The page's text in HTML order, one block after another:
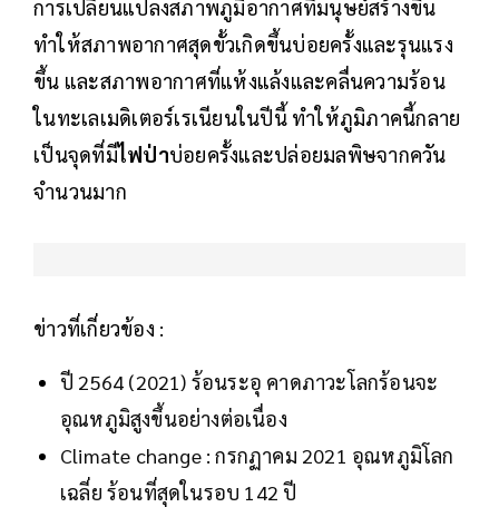
การเปลี่ยนแปลงสภาพภูมิอากาศที่มนุษย์สร้างขึ้น
ทำให้สภาพอากาศสุดขั้วเกิดขึ้นบ่อยครั้งและรุนแรง
ขึ้น และสภาพอากาศที่แห้งแล้งและคลื่นความร้อน
ในทะเลเมดิเตอร์เรเนียนในปีนี้ ทำให้ภูมิภาคนี้กลาย
เป็นจุดที่มีไฟป่าบ่อยครั้งและปล่อยมลพิษจากควัน
จำนวนมาก
ข่าวที่เกี่ยวข้อง :
ปี 2564 (2021) ร้อนระอุ คาดภาวะโลกร้อนจะ
อุณหภูมิสูงขึ้นอย่างต่อเนื่อง
Climate change : กรกฏาคม 2021 อุณหภูมิโลก
เฉลี่ย ร้อนที่สุดในรอบ 142 ปี